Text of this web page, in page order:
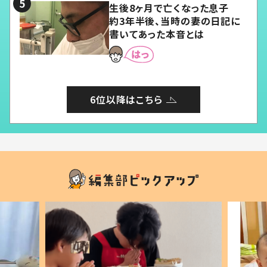
生後8ヶ月で亡くなった息子
約3年半後、当時の妻の日記に
書いてあった本音とは
6位以降はこちら